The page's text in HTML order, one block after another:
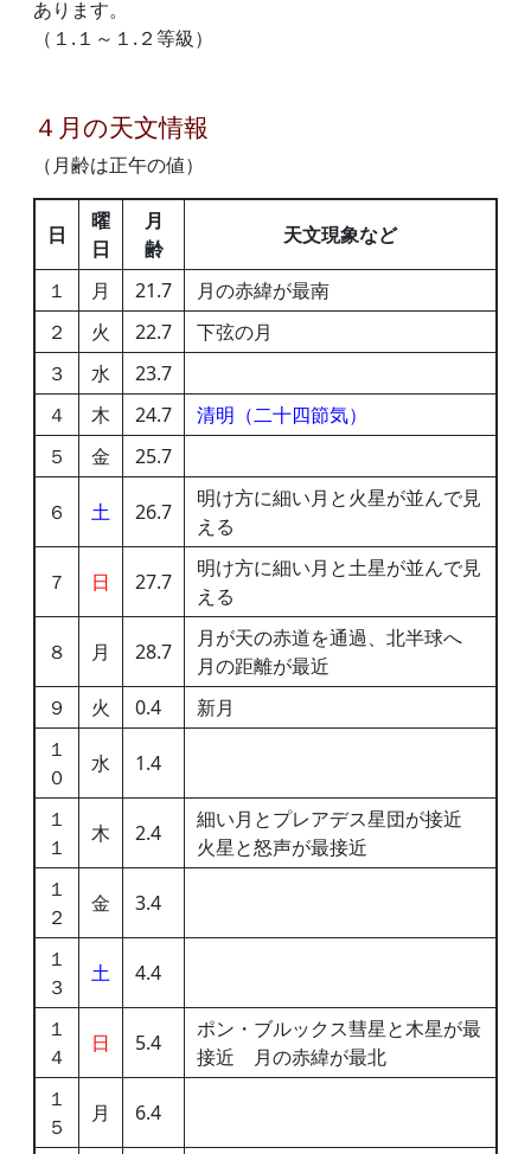
あります。
（１.１～１.２等級）
４月の天文情報
（月齢は正午の値）
日
曜
日
月
齢
天文現象など
１ 月 21.7
月の赤緯が最南
２
火 22.7
下弦の月
３
水
23.7
４
木 24.7
清明（二十四節気）
５
金 25.7
６ 土 26.7
明け方に細い月と火星が並んで見
える
７ 日 27.7
明け方に細い月と土星が並んで見
える
８ 月 28.7
月が天の赤道を通過、北半球へ
月の距離が最近
９
火 0.4
新月
１
０
水 1.4
１
１
木 2.4
細い月とプレアデス星団が接近
火星と怒声が最接近
１
２
金 3.4
１
３
土 4.4
１
４
日 5.4
ポン・ブルックス彗星と木星が最
接近 月の赤緯が最北
１
５
月 6.4